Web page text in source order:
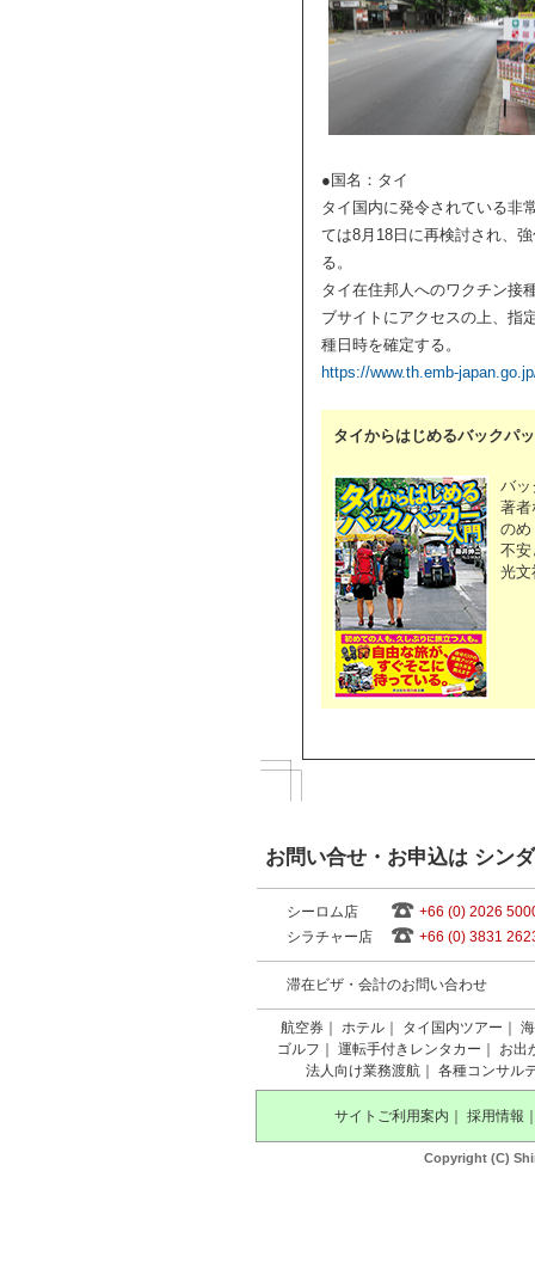
●国名：タイ
タイ国内に発令されている非
ては8月18日に再検討され、
る。
タイ在住邦人へのワクチン接
ブサイトにアクセスの上、指
種日時を確定する。
https://www.th.emb-
タイからはじめるバックパ
バッ
著者
のめ
不安
光文
お問い合せ・お申込は シン
シーロム店
+66 (0) 2026
シラチャー店
+66 (0) 3831
滞在ビザ・会計のお問い合わせ
航空券 ホテル タイ国内ツアー
ゴルフ
運転手付きレンタカー
お出
法人向け業務渡航
各種コンサル
サイトご利用案内 採用情報
Copyright (C)